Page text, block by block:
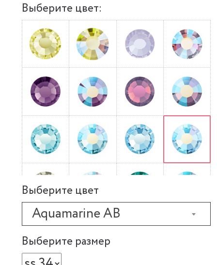
Выберите цвет:
Выберите цвет
Aquamarine AB
Выберите размер